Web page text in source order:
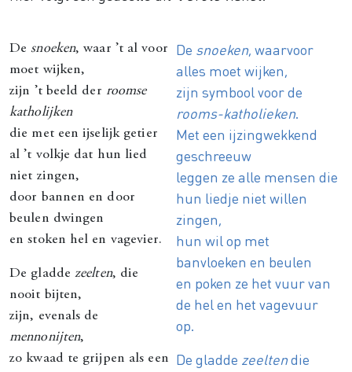
Desnoeken, waar ’t al voor
moet wijken,
zijn ’t beeld der roomse
katholijken
die met een ijselijk getier
al ’t volkje dat hun lied
niet zingen,
door bannen en door
beulen dwingen
en stoken hel en vagevier.
De gladde zeelten, die
nooit bijten,
zijn, evenals de
mennonijten,
zo kwaad te grijpen als een
De snoeken, waarvoor
alles moet wijken,
zijn symbool voor de
rooms-katholieken.
Met een ijzingwekkend
geschreeuw
leggen ze alle mensen die
hun liedje niet willen
zingen,
hun wil op met
banvloeken en beulen
en poken ze het vuur van
de hel en het vagevuur
op.
De gladde zeeltendie